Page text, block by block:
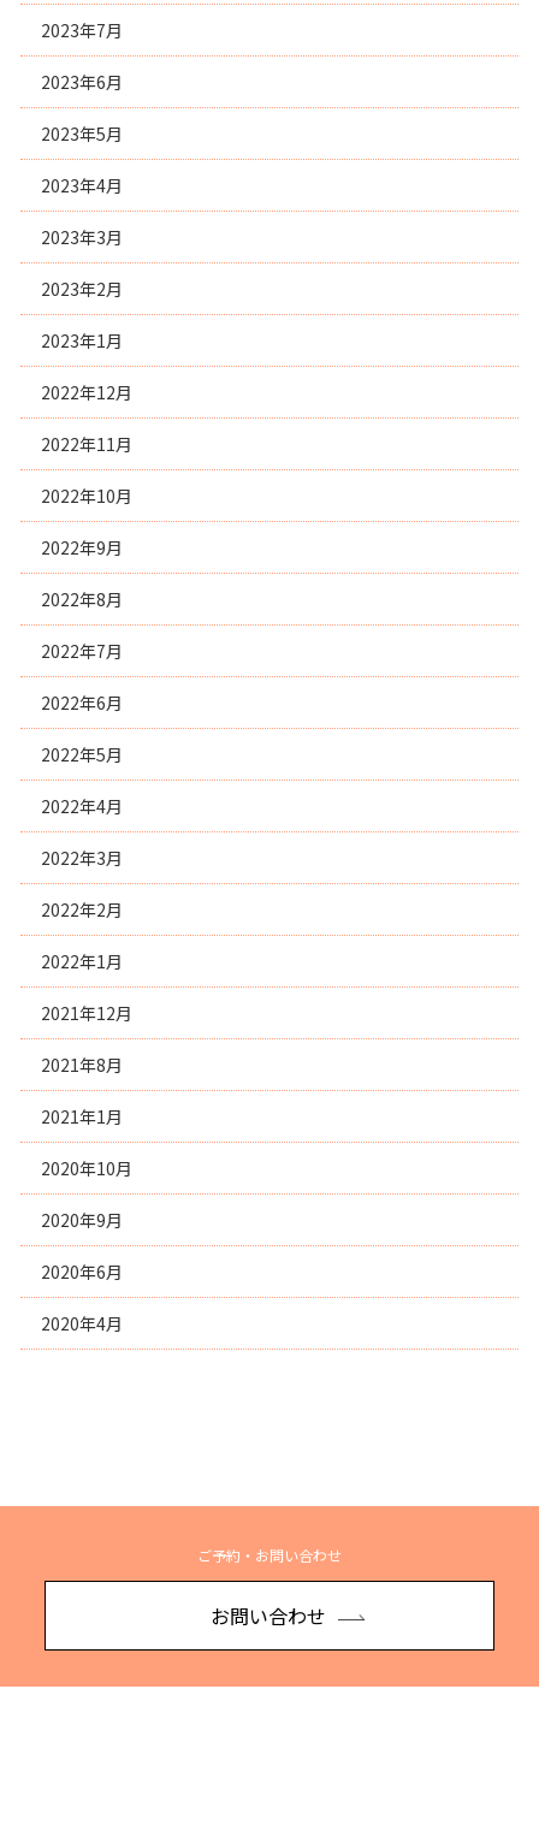
2023年7月
2023年6月
2023年5月
2023年4月
2023年3月
2023年2月
2023年1月
2022年12月
2022年11月
2022年10月
2022年9月
2022年8月
2022年7月
2022年6月
2022年5月
2022年4月
2022年3月
2022年2月
2022年1月
2021年12月
2021年8月
2021年1月
2020年10月
2020年9月
2020年6月
2020年4月
ご予約・お問い合わせ
お問い合わせ